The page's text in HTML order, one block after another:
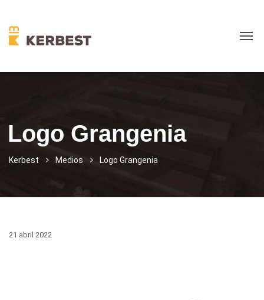
Logo Grangenia
Kerbest Medios Logo Grangenia
21 abril 2022